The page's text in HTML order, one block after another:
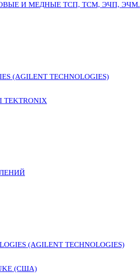
И МЕДНЫЕ ТСП, ТСМ, ЭЧП, ЭЧМ.
(AGILENT TECHNOLOGIES)
(AGILENT TECHNOLOGIES)
(США)